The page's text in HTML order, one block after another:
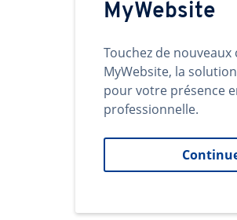
MyWebsite
Touchez de nouveaux
MyWebsite, la
pour votre présence
professionnelle.